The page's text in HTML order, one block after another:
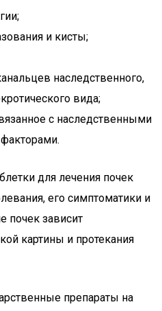
и кисты;
наследственного,
вида;
с наследственными
для лечения почек
его симптоматики и
почек зависит
картины и протекания
препараты на